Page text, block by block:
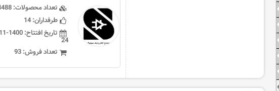
تعداد محصولات:
طرفداران:14
تاریخ افتتاح:
24
تعداد فروش:93